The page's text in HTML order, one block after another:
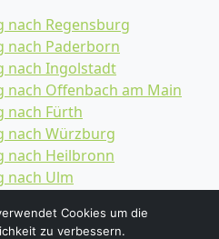
nach Regensburg
nach Paderborn
nach Ingolstadt
nach Offenbach am Main
nach Fürth
nach Würzburg
nach Heilbronn
nach Ulm
nach Wolfsburg
Cookies um die
zu verbessern.